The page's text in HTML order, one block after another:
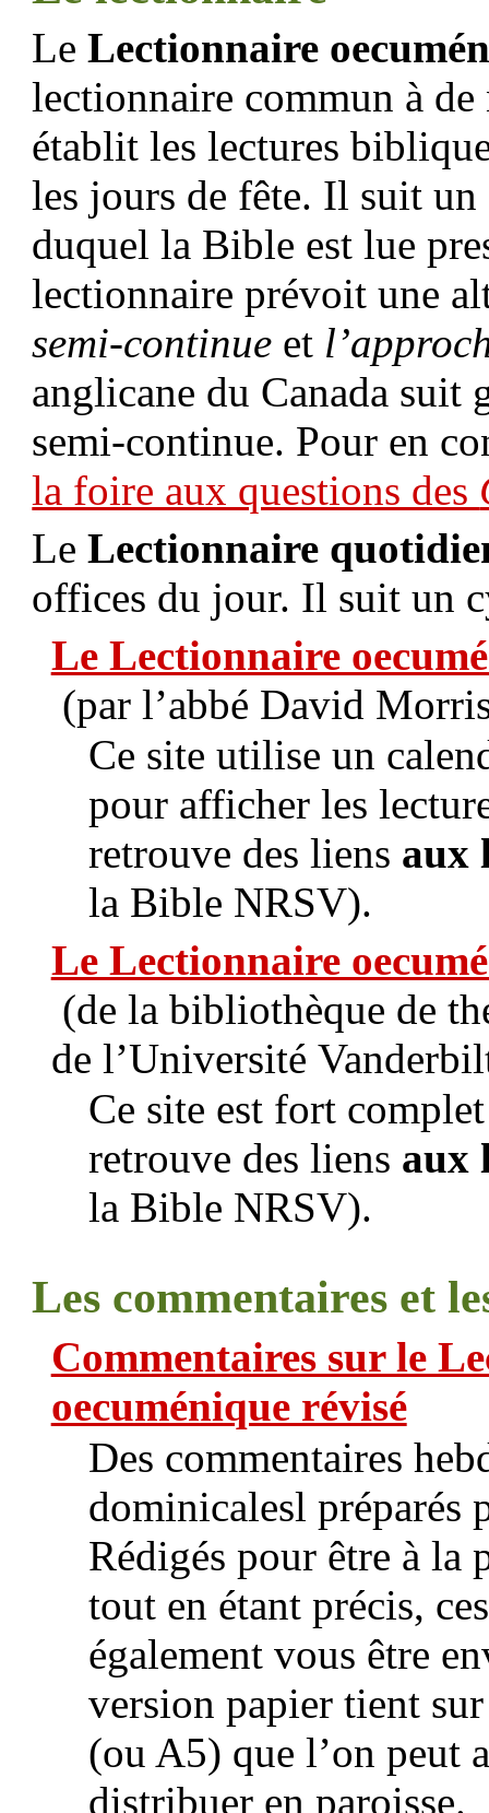
LeLectionnaire
lectionnaire commun à
établit les lectures
les jours de fête. Il suit
duquel la Bible est lue
lectionnaire prévoit une
semi-continue et
anglicane du Canada suit
semi-continue. Pour en
la foire aux questions des
LeLectionnaire
offices du jour. Il suit un
Le Lectionnaire
(par l’abbé David
Ce site utilise un
pour afficher les
retrouve des liens aux
la Bible NRSV).
Le Lectionnaire
(de la bibliothèque de
de l’Université
Ce site est fort
retrouve des liens aux
la Bible NRSV).
Les commentaires et
Commentaires sur le
oecuménique révisé
Des commentaires
dominicalesl préparés
Rédigés pour être à la
tout en étant précis,
également vous être
version papier tient
(ou A5) que l’on peut
distribuer en paroisse.